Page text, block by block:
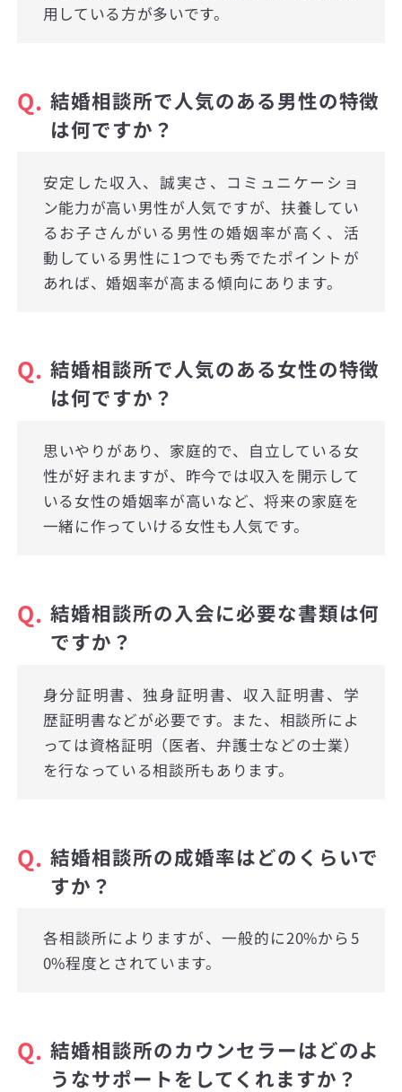
用している方が多いです。
Q. 結婚相談所で人気のある男性の特徴
は何ですか？
安定した収入、誠実さ、コミュニケーショ
ン能力が高い男性が人気ですが、扶養してい
るお子さんがいる男性の婚姻率が高く、活
動している男性に1つでも秀でたポイントが
あれば、婚姻率が高まる傾向にあります。
Q. 結婚相談所で人気のある女性の特徴
は何ですか？
思いやりがあり、家庭的で、自立している女
性が好まれますが、昨今では収入を開示して
いる女性の婚姻率が高いなど、将来の家庭を
一緒に作っていける女性も人気です。
Q. 結婚相談所の入会に必要な書類は何
ですか？
身分証明書、独身証明書、収入証明書、学
歴証明書などが必要です。また、相談所によ
っては資格証明（医者、弁護士などの士業）
を行なっている相談所もあります。
Q. 結婚相談所の成婚率はどのくらいで
すか？
各相談所によりますが、一般的に20%から5
0%程度とされています。
Q. 結婚相談所のカウンセラーはどのよ
うなサポートをしてくれますか？